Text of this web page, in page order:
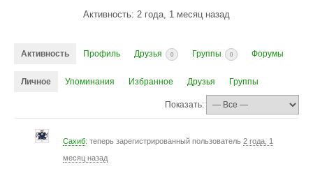
Активность: 2 года, 1 месяц назад
Активность Профиль Друзья 0 Группы 0 Форумы
Личное Упоминания Избранное Друзья Группы
Показать:
Сахиб: теперь зарегистрированный пользователь 2 года, 1
месяц назад